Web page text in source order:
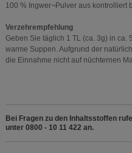
100 % Ingwer¬Pulver aus kontrolliert
Verzehrempfehlung
Geben Sie täglich 1 TL (ca. 3g) in ca.
warme Suppen. Aufgrund der
die Einnahme nicht auf nüchternen
Bei Fragen zu den Inhaltsstoffen
unter 0800 - 10 11 422 an.